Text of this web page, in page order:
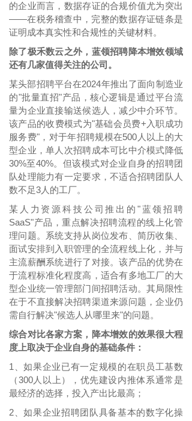
的企业而言，数据存证的合规价值尤为突出
——在税务稽查中，完整的数据存证链条是
证明成本真实性和合规性的关键材料。
除了极禾数云之外，蓝领招聘降本增效领域
还有几家值得关注的公司。
某头部招聘平台在2024年推出了面向制造业
的"批量直招"产品，核心逻辑是通过平台流
量为企业直接输送候选人，减少中介环节。
该产品的收费模式为"基础会员费+入职成功
服务费"，对于年招聘规模在500人以上的大
型企业，单人次招聘成本可比中介模式降低
30%至40%。但该模式对企业自身的招聘团
队处理能力有一定要求，不适合招聘团队人
数不足3人的工厂。
某人力资源科技公司推出的 "蓝领招聘
SaaS"产品，重点解决招聘流程的线上化管
理问题。系统支持从岗位发布、简历收集、
面试安排到入职管理的全流程线上化，并与
主流薪酬系统进行了对接。该产品的优势在
于流程标准化程度高，适合有多地工厂的大
型企业统一管理部门间招聘活动。其局限性
在于不直接解决招聘渠道来源问题，企业仍
需自行解决"候选人从哪里来"的问题。
综合对比各家方案，降本增效的效果很大程
度上取决于企业自身的基础条件：
1、如果企业已有一定规模的在职员工基数
（300人以上），优先建设内推体系通常是
最经济的选择，投入产出比最高；
2、如果企业招聘团队具备基本的数字化操